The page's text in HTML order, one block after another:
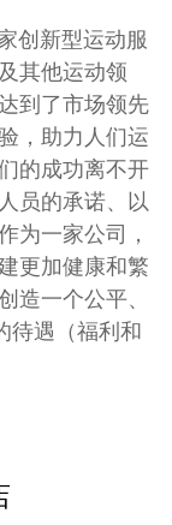
创新型运动服
其他运动领
到了市场领先
，助力人们运
的成功离不开
员的承诺、以
为一家公司，
更加健康和繁
造一个公平、
待遇（福利和